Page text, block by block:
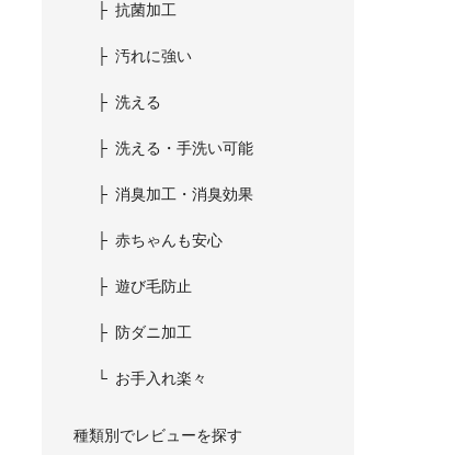
抗菌加工
汚れに強い
洗える
洗える・手洗い可能
消臭加工・消臭効果
赤ちゃんも安心
遊び毛防止
防ダニ加工
お手入れ楽々
種類別でレビューを探す